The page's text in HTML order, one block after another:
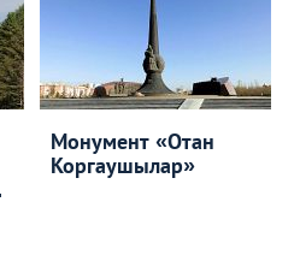
Монумент «Отан
Коргаушылар»